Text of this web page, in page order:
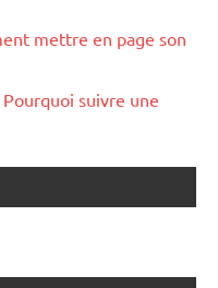
mettre en page son
Pourquoi suivre une